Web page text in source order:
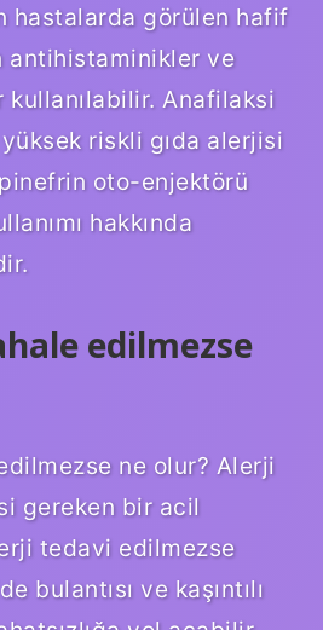
hastalarda görülen hafif
antihistaminikler ve
Anafilaksi
riskli gıda alerjisi
oto-enjektörü
hakkında
edilmezse
ne olur? Alerji
gereken bir acil
tedavi edilmezse
bulantısı ve kaşıntılı